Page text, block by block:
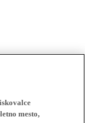
mesto,